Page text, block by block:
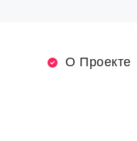
О Проекте